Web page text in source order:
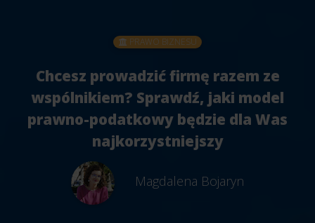
PRAWO BIZNESU
Chcesz prowadzić firmę razem ze
wspólnikiem? Sprawdź, jaki model
prawno-podatkowy będzie dla Was
najkorzystniejszy
Magdalena Bojaryn